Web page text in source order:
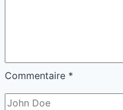
Commentaire *